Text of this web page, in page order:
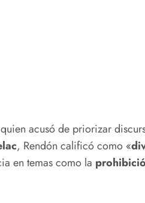
acusó de priorizar
, Rendón calificó como «
en temas como la